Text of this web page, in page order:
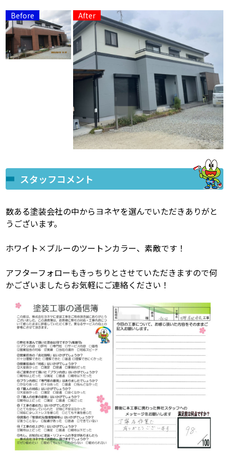
スタッフコメント
数ある塗装会社の中からヨネヤを選んでいただきありがと
うございます。
ホワイト×ブルーのツートンカラー、素敵です！
アフターフォローもきっちりとさせていただきますので何
かございましたらお気軽にご連絡ください！